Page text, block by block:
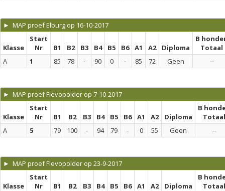
► MAP proef Elburg op 16-10-2017
Klasse
Start
Nr
B1 B2 B3 B4 B5 B6 A1 A2 Diploma
B
Totaal
A
1 85 78 - 90 0 - 85 72 Geen --
► MAP proef Flevopolder op 7-10-2017
Klasse
Start
Nr
B1 B2 B3 B4 B5 B6 A1 A2 Diploma
B
Totaal
A
5 79 100 - 94 79 - 0 55 Geen --
► MAP proef Flevopolder op 23-9-2017
Klasse
Start
Nr
B1 B2 B3 B4 B5 B6 A1 A2 Diploma
B
Totaal